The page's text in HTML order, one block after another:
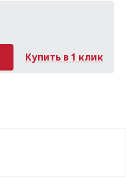
Купить в 1 клик